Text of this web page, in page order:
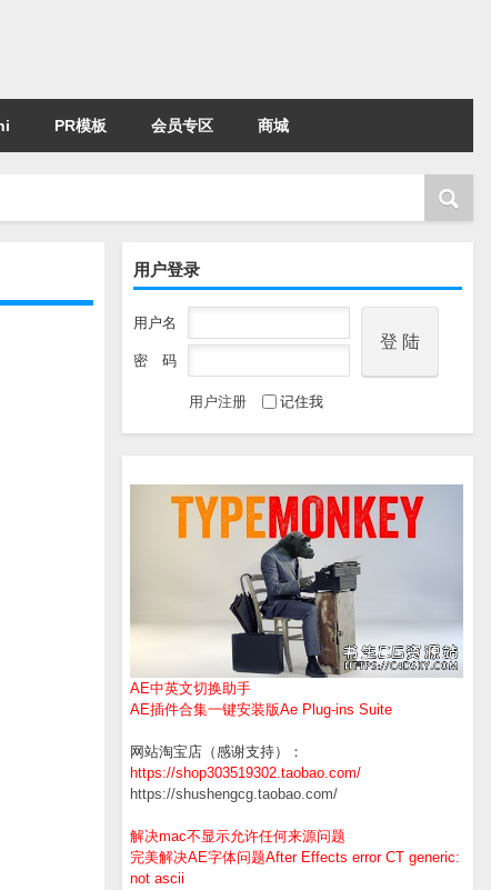
PR模板 会员专区 商城
用户登录
用户名
密 码
用户注册 记住我
AE中英文切换助手
AE插件合集一键安装版Ae Plug-ins Suite
网站淘宝店（感谢支持）：
https://shop303519302.taobao.com/
https://shushengcg.taobao.com/
解决mac不显示允许任何来源问题
完美解决AE字体问题After Effects error CT generic:
not ascii